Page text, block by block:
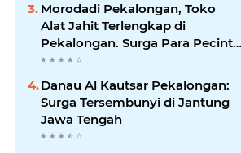
Morodadi Pekalongan, Toko
Alat Jahit Terlengkap di
Pekalongan. Surga Para Pecinta
Jahit Menjahit di Pekalongan
Danau Al Kautsar Pekalongan:
Surga Tersembunyi di Jantung
Jawa Tengah